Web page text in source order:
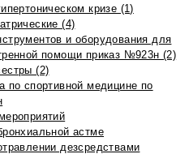
кризе (1)
(4)
и оборудования для
помощи приказ №923н (2)
(2)
по спортивной медицине по
астме
дезсредствами